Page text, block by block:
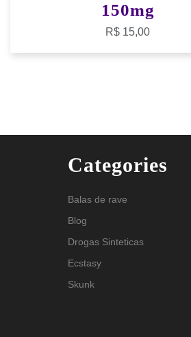
150mg
R$ 15,00
Categories
Balas de rave
Blog
Drogas Sinteticas
Ecstasy
Skunk